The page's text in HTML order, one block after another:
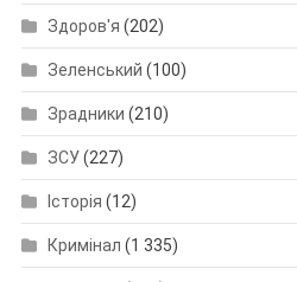
Здоров'я (202)
Зеленський (100)
Зрадники (210)
ЗСУ(227)
Історія (12)
Кримінал (1 335)